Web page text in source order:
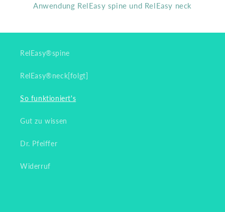
Anwendung RelEasy spine und RelEasy neck
RelEasy®spine
RelEasy®neck[folgt]
So funktioniert's
Gut zu wissen
Dr. Pfeiffer
Widerruf